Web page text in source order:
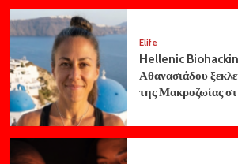
Elife
Hellenic
Αθανασιάδου
της Μακροζωίας